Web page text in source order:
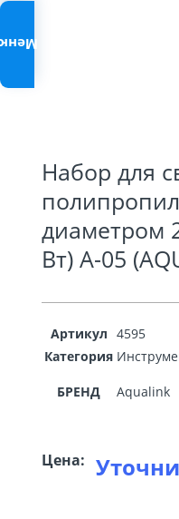
Набор для
диаметром
Вт) A-05
Артикул 4595
Категория
БРЕНД Aqualink
Цена: